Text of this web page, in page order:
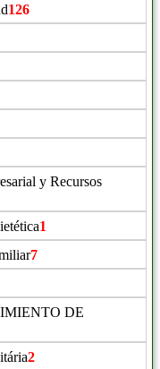
126
y Recursos
1
7
DE
2